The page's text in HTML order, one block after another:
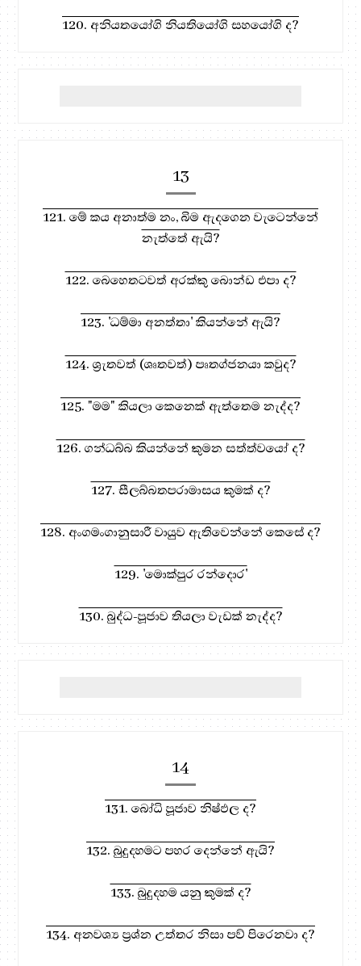
120. අනියතයෝගි නියතියෝගි සහයෝගි ද?
13
121. මේ කය අනාත්ම නං, බිම ඇදගෙන වැටෙන්නේ
නැත්තේ ඇයි?
122. බෙහෙතටවත් අරක්කු බොන්ඩ එපා ද?
123. 'ධම්මා අනත්තා' කියන්නේ ඇයි?
124. ශ්‍රැතවත් (ශෘතවත්) පෘතග්ජනයා කවුද?
125. "මම" කියලා කෙනෙක් ඇත්තෙම නැද්ද?
126. ගන්ධබ්බ කියන්නේ කුමන සත්ත්වයෝ ද?
127. සීලබ්බතපරාමාසය කුමක් ද?
128. අංගමංගානුසාරී වායුව ඇතිවෙන්නේ කෙසේ ද?
129. 'මොක්පුර රන්දොර'
130. බුද්ධ-පූජාව තියලා වැඩක් නැද්ද?
14
131. බෝධි පූජාව නිෂ්ඵල ද?
132. බුදුදහමට පහර දෙන්නේ ඇයි?
133. බුදුදහම යනු කුමක් ද?
134. අනවශ්‍ය ප්‍රශ්න උත්තර නිසා පව් පිරෙනවා ද?